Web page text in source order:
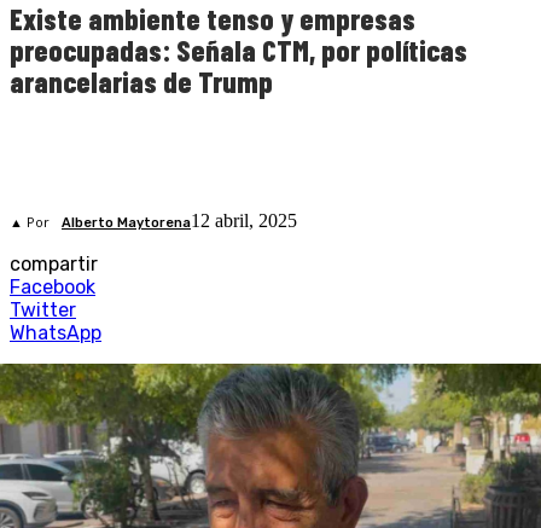
Existe ambiente tenso y empresas
preocupadas: Señala CTM, por políticas
arancelarias de Trump
▲ Por Alberto Maytorena12 abril, 2025
compartir
Facebook
Twitter
WhatsApp